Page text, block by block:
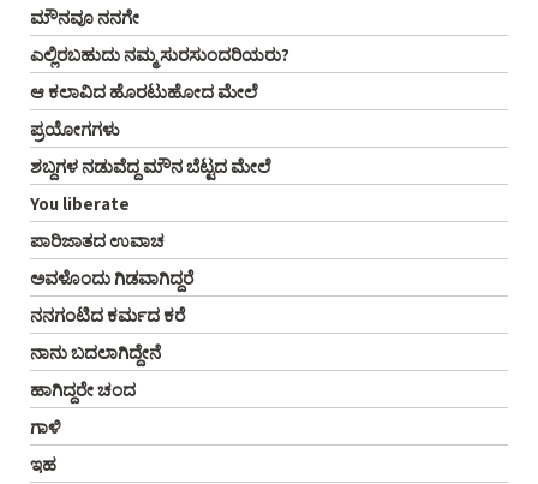
ಮೌನವೂ ನನಗೇ
ಎಲ್ಲಿರಬಹುದು ನಮ್ಮ ಸುರಸುಂದರಿಯರು?
ಆ ಕಲಾವಿದ ಹೊರಟುಹೋದ ಮೇಲೆ
ಪ್ರಯೋಗಗಳು
ಶಬ್ದಗಳ ನಡುವೆದ್ದ ಮೌನ ಬೆಟ್ಟದ ಮೇಲೆ
You liberate
ಪಾರಿಜಾತದ ಉವಾಚ
ಅವಳೊಂದು ಗಿಡವಾಗಿದ್ದರೆ
ನನಗಂಟಿದ ಕರ್ಮದ ಕರೆ
ನಾನು ಬದಲಾಗಿದ್ದೇನೆ
ಹಾಗಿದ್ದರೇ ಚಂದ
ಗಾಳಿ
ಇಹ